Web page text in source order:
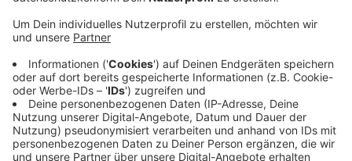
Die meisten Abflüge von Lohausen aus gibt es in
Richtung Mallorca. 120 sind es pro Woche, gefolgt von
Antalya mit 90 wöchentlichen Abflügen. Auch generell
sind die Türkei und Spanien die Länder mit den meisten
Zielen ab Düsseldorf.
Anzeige